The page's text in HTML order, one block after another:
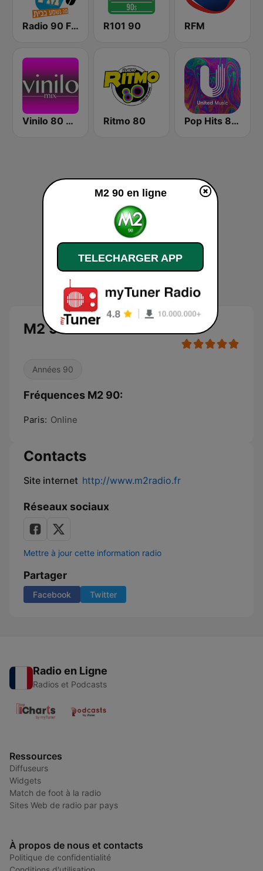
Radio 90 FM R101 90 RFM
Vinilo 80 & 90 Ritmo 80 Pop Hits 80 - United Music
M2 90
Années 90
Fréquences M2 90:
Paris: Online
Contacts
Site internet http://www.m2radio.fr
Réseaux sociaux
Mettre à jour cette information radio
Partager
Facebook Twitter
Radio en Ligne
Radios et Podcasts
Ressources
Diffuseurs
Widgets
Match de foot à la radio
Sites Web de radio par pays
À propos de nous et contacts
Politique de confidentialité
M2 90 en ligne
TELECHARGER APP